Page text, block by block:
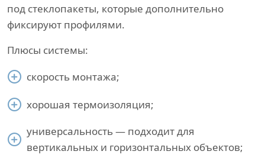
под стеклопакеты, которые дополнительно
фиксируют профилями.
Плюсы системы:
скорость монтажа;
хорошая термоизоляция;
универсальность — подходит для
вертикальных и горизонтальных объектов;